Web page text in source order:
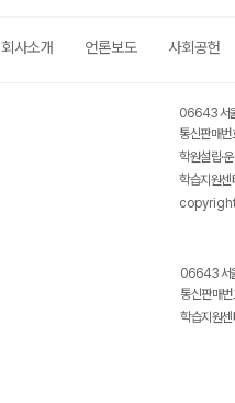
회사소개 언론보도 사회공헌
06643 서
통신판매
학원설립·
학습지원
06643 서
통신판매
학습지원